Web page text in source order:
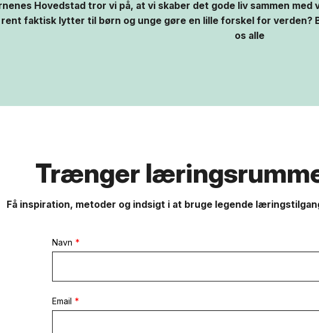
Hovedstad tror vi på, at vi skaber det gode liv sammen
rent faktisk lytter til børn og unge gøre en lille forskel for verden?
os alle
Trænger
Få inspiration, metoder og indsigt i at bruge legende
Navn
Email